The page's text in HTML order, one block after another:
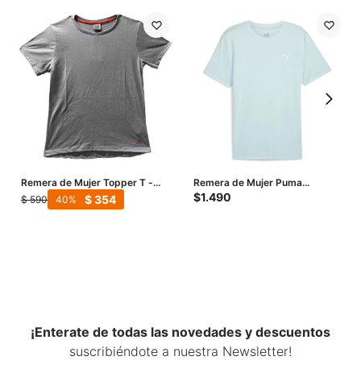
Remera de Mujer Topper T -
Celeste
$ 590 $354
40
Remera de Mujer Puma
Ess.Heather - Celeste
$1.490
¡Enterate de todas las novedades y descuentos
suscribiéndote a nuestra Newsletter!